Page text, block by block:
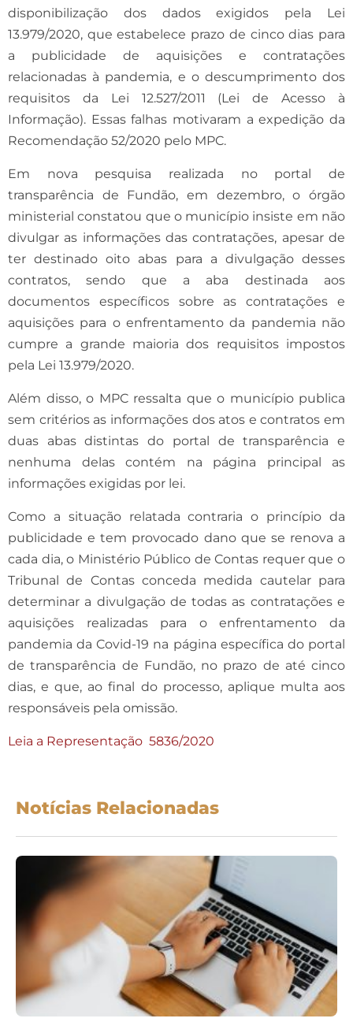
disponibilização dos dados exigidos pela Lei
13.979/2020, que estabelece prazo de cinco dias para
a publicidade de aquisições e contratações
relacionadas à pandemia, e o descumprimento dos
requisitos da Lei 12.527/2011 (Lei de Acesso à
Informação). Essas falhas motivaram a expedição da
Recomendação 52/2020 pelo MPC.
Em nova pesquisa realizada no portal de
transparência de Fundão, em dezembro, o órgão
ministerial constatou que o município insiste em não
divulgar as informações das contratações, apesar de
ter destinado oito abas para a divulgação desses
contratos, sendo que a aba destinada aos
documentos específicos sobre as contratações e
aquisições para o enfrentamento da pandemia não
cumpre a grande maioria dos requisitos impostos
pela Lei 13.979/2020.
Além disso, o MPC ressalta que o município publica
sem critérios as informações dos atos e contratos em
duas abas distintas do portal de transparência e
nenhuma delas contém na página principal as
informações exigidas por lei.
Como a situação relatada contraria o princípio da
publicidade e tem provocado dano que se renova a
cada dia, o Ministério Público de Contas requer que o
Tribunal de Contas conceda medida cautelar para
determinar a divulgação de todas as contratações e
aquisições realizadas para o enfrentamento da
pandemia da Covid-19 na página específica do portal
de transparência de Fundão, no prazo de até cinco
dias, e que, ao final do processo, aplique multa aos
responsáveis pela omissão.
Leia a Representação 5836/2020
Notícias Relacionadas